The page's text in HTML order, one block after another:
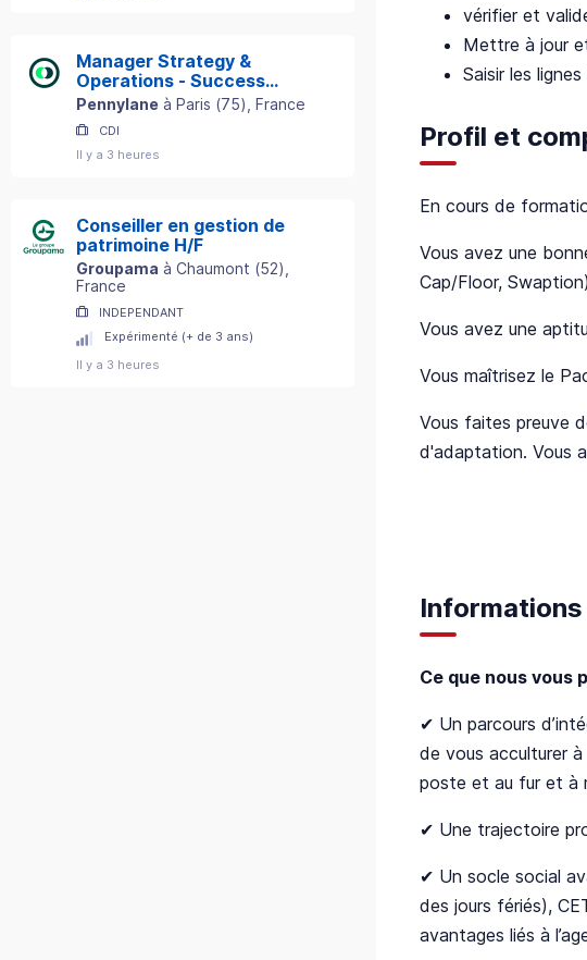
Manager Strategy &
Operations - Success
Department
Pennylane à Paris (75) , France
CDI
Il y a 3 heures
Conseiller en gestion de
patrimoine H/F
Groupama à Chaumont (52)
France
INDEPENDANT
Expérimenté (+ de 3 ans)
Il y a 3 heures
vérifier et
Mettre à jour
Saisir les
Profil et
En cours de
Vous avez une
Cap/Floor,
Vous avez une
Vous maîtrisez le
Vous faites preuve
d'adaptation. Vous
Ce que nous vous
✔ Un parcours
de vous acculturer
poste et au fur et à
✔ Une trajectoire
✔ Un socle social
des jours fériés),
avantages liés à